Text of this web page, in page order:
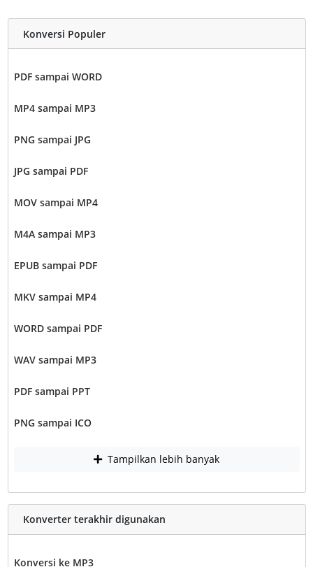
Konversi Populer
PDF sampai WORD
MP4 sampai MP3
PNG sampai JPG
JPG sampai PDF
MOV sampai MP4
M4A sampai MP3
EPUB sampai PDF
MKV sampai MP4
WORD sampai PDF
WAV sampai MP3
PDF sampai PPT
PNG sampai ICO
Tampilkan lebih banyak
Konverter terakhir digunakan
Konversi ke MP3